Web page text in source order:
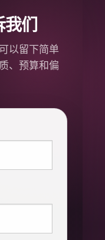
我们
以留下简单
、预算和偏